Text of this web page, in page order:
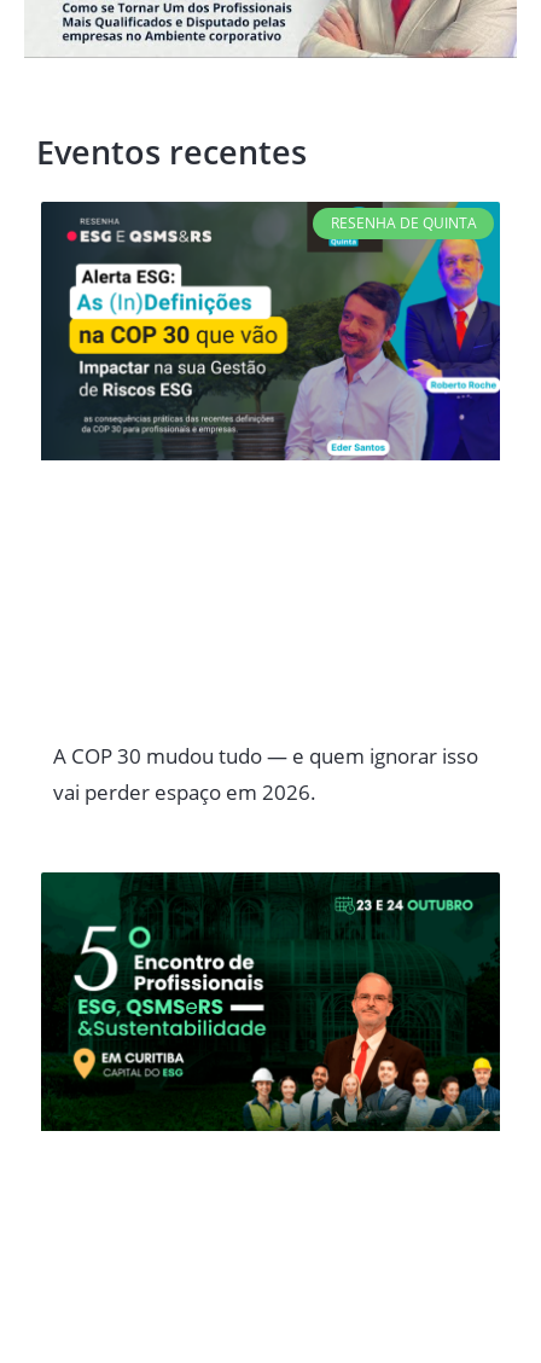
Eventos recentes
RESENHA DE QUINTA
A COP 30 mudou tudo — e quem ignorar isso
vai perder espaço em 2026.